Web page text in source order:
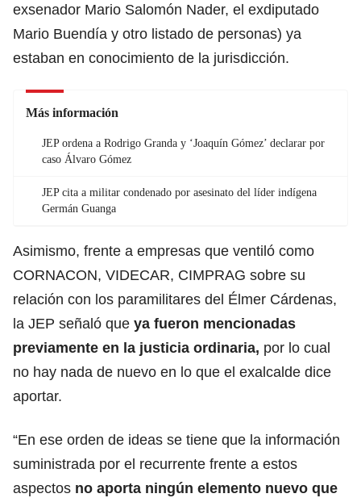
exsenador Mario Salomón Nader, el exdiputado
Mario Buendía y otro listado de personas) ya
estaban en conocimiento de la jurisdicción.
Más información
JEP ordena a Rodrigo Granda y ‘Joaquín Gómez’ declarar por
caso Álvaro Gómez
JEP cita a militar condenado por asesinato del líder indígena
Germán Guanga
Asimismo, frente a empresas que ventiló como
CORNACON, VIDECAR, CIMPRAG sobre su
relación con los paramilitares del Élmer Cárdenas,
la JEP señaló que ya fueron mencionadas
previamente en la justicia ordinaria, por lo cual
no hay nada de nuevo en lo que el exalcalde dice
aportar.
“En ese orden de ideas se tiene que la información
suministrada por el recurrente frente a estos
aspectos no aporta ningún elemento nuevo que